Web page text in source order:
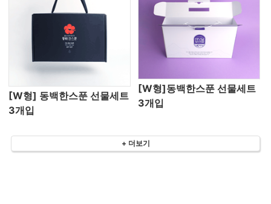
[W형] 동백한스푼 선물세트
3개입
[W형]동백한스푼 선물세트
3개입
+ 더보기